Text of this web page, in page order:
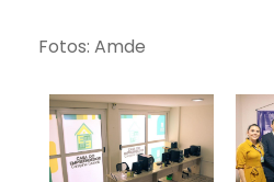
Fotos: Amde